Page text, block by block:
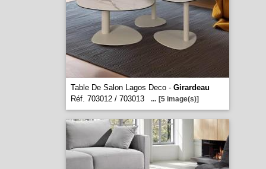
Table De Salon Lagos Deco - Girardeau
Réf. 703012 / 703013
... [5 image(s)]